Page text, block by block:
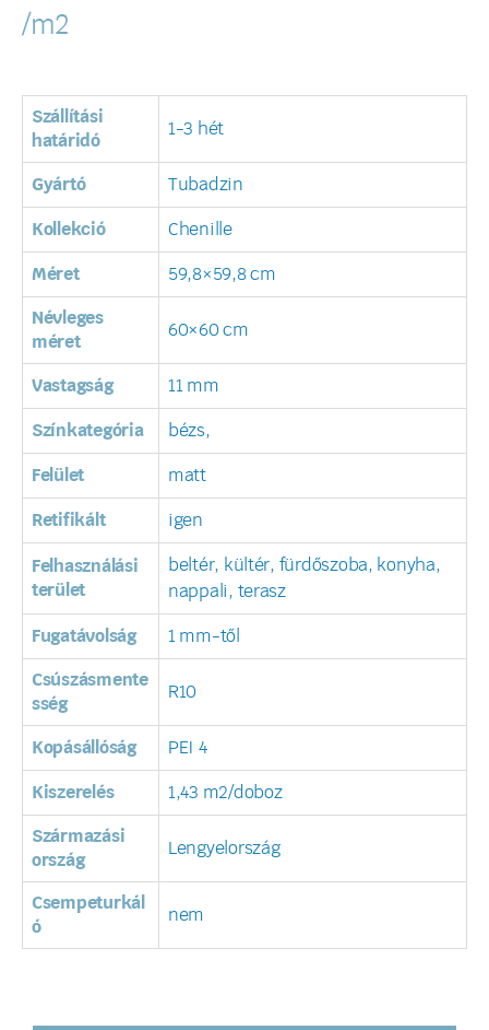
/m2
Szállítási
határidó
1-3 hét
Gyártó Tubadzin
Kollekció Chenille
Méret 59,8×59,8 cm
Névleges
méret
60×60 cm
Vastagság 11 mm
Színkategória bézs,
Felület matt
Retifikált igen
Felhasználási
terület
beltér, kültér, fürdőszoba, konyha,
nappali, terasz
Fugatávolság 1 mm-től
Csúszásmente
sség
R10
Kopásállóság PEI 4
Kiszerelés 1,43 m2/doboz
Származási
ország
Lengyelország
Csempeturkál
ó
nem